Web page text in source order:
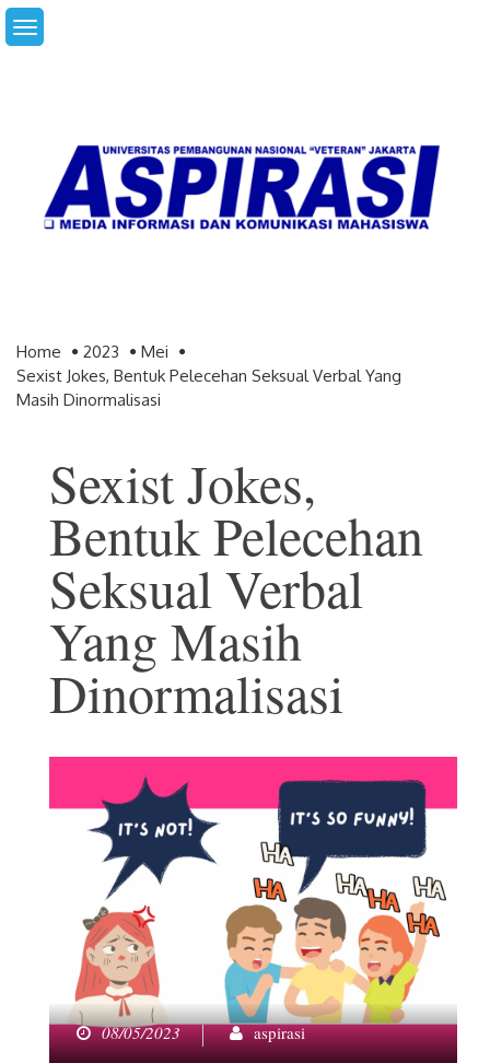
Skip
to
Home 2023
Mei
Sexist Jokes, Bentuk Pelecehan Seksual Verbal Yang
Masih Dinormalisasi
Sexist Jokes,
Bentuk Pelecehan
Seksual Verbal
Yang Masih
Dinormalisasi
08/05/2023 aspirasi